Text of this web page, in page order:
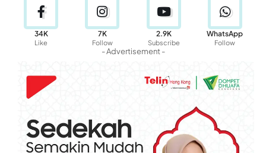
34K
Like
7K
Follow
2.9K
Subscribe
WhatsApp
Follow
- Advertisement -